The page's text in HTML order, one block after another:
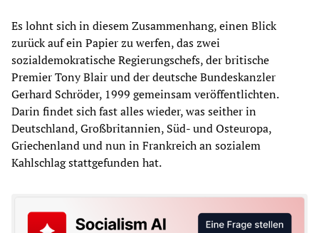
Es lohnt sich in diesem Zusammenhang, einen Blick
zurück auf ein Papier zu werfen, das zwei
sozialdemokratische Regierungschefs, der britische
Premier Tony Blair und der deutsche Bundeskanzler
Gerhard Schröder, 1999 gemeinsam veröffentlichten.
Darin findet sich fast alles wieder, was seither in
Deutschland, Großbritannien, Süd- und Osteuropa,
Griechenland und nun in Frankreich an sozialem
Kahlschlag stattgefunden hat.